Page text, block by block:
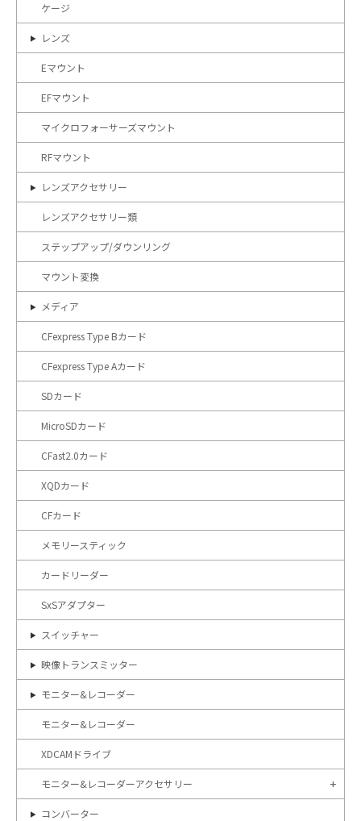
ケージ
レンズ
Eマウント
EFマウント
マイクロフォーサーズマウント
RFマウント
レンズアクセサリー
レンズアクセサリー類
ステップアップ/ダウンリング
マウント変換
メディア
CFexpress Type Bカード
CFexpress Type Aカード
SDカード
MicroSDカード
CFast2.0カード
XQDカード
CFカード
メモリースティック
カードリーダー
SxSアダプター
スイッチャー
映像トランスミッター
モニター&レコーダー
モニター&レコーダー
XDCAMドライブ
モニター&レコーダーアクセサリー
コンバーター